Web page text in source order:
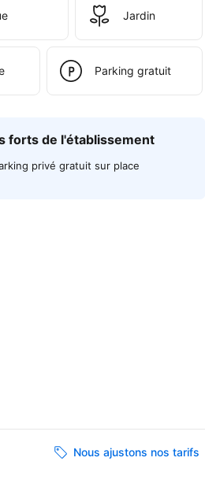
Jardin
Parking gratuit
forts de l'établissement
privé gratuit sur place
Nous ajustons nos tarifs